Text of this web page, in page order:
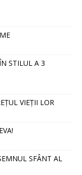
STILUL A 3
VIEȚII LOR
SFÂNT AL